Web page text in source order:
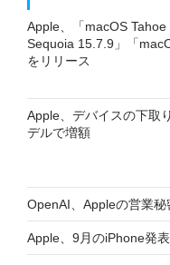
Apple、「macOS
Sequoia 15.7.9」「
をリリース
Apple、デバイスの下
デルで増額
OpenAI、Appleの営業
Apple、9月のiPhone発